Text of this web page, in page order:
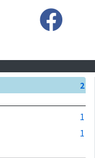
2
1
1